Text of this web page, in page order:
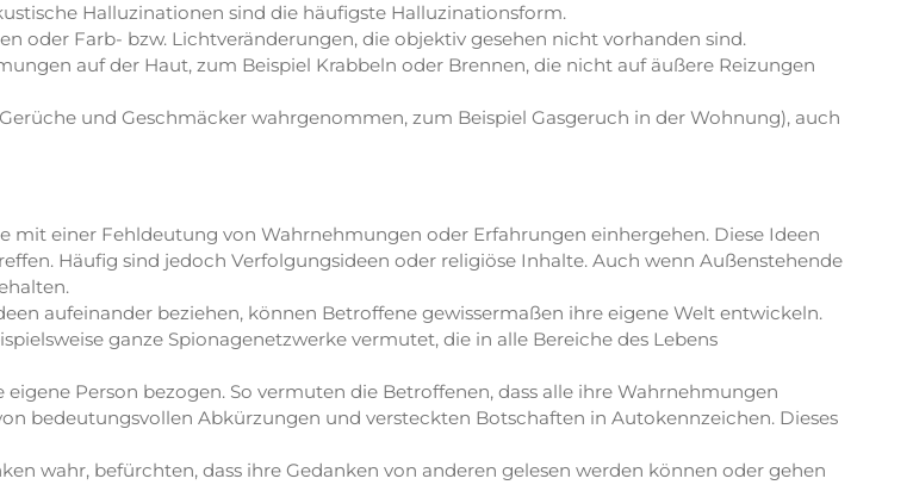
Halluzinationen sind die häufigste Halluzinationsform.
oder Farb- bzw. Lichtveränderungen, die objektiv gesehen nicht vorhanden sind.
auf der Haut, zum Beispiel Krabbeln oder Brennen, die nicht auf äußere Reizungen
und Geschmäcker wahrgenommen, zum Beispiel Gasgeruch in der Wohnung), auch
mit einer Fehldeutung von Wahrnehmungen oder Erfahrungen einhergehen. Diese Ideen
Häufig sind jedoch Verfolgungsideen oder religiöse Inhalte. Auch wenn Außenstehende
aufeinander beziehen, können Betroffene gewissermaßen ihre eigene Welt entwickeln.
ganze Spionagenetzwerke vermutet, die in alle Bereiche des Lebens
Person bezogen. So vermuten die Betroffenen, dass alle ihre Wahrnehmungen
bedeutungsvollen Abkürzungen und versteckten Botschaften in Autokennzeichen. Dieses
wahr, befürchten, dass ihre Gedanken von anderen gelesen werden können oder gehen